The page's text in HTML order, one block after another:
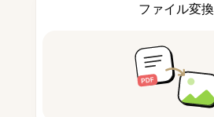
ファイル変換